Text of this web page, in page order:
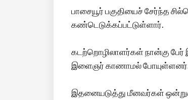
பாசையூர் பகுதியைச் சேர்ந்த
கண்டெடுக்கப்பட்டுள்ளார்.
கடற்றொழிலாளர்கள் நான்கு பேர்
இளைஞர் காணாமல்
இதனையடுத்து மீனவர்கள்